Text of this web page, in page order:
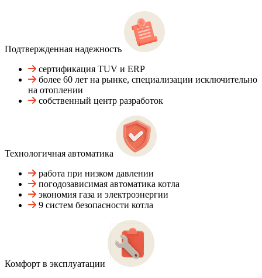
Подтвержденная надежность
сертификация TUV и ERP
более 60 лет на рынке, специализации исключительно
на отоплении
собственный центр разработок
Технологичная автоматика
работа при низком давлении
погодозависимая автоматика котла
экономия газа и электроэнергии
9 систем безопасности котла
Комфорт в эксплуатации